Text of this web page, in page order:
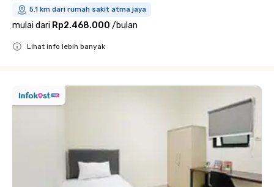
5.1 km dari rumah sakit atma jaya
mulai dari Rp2.468.000 /bulan
Lihat info lebih banyak